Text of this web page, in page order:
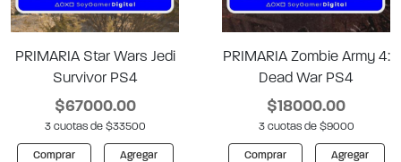
PRIMARIA Star Wars Jedi
Survivor PS4
$67000.00
3 cuotas de $33500
Comprar Agregar
PRIMARIA Zombie Army 4:
Dead War PS4
$18000.00
3 cuotas de $9000
Comprar Agregar